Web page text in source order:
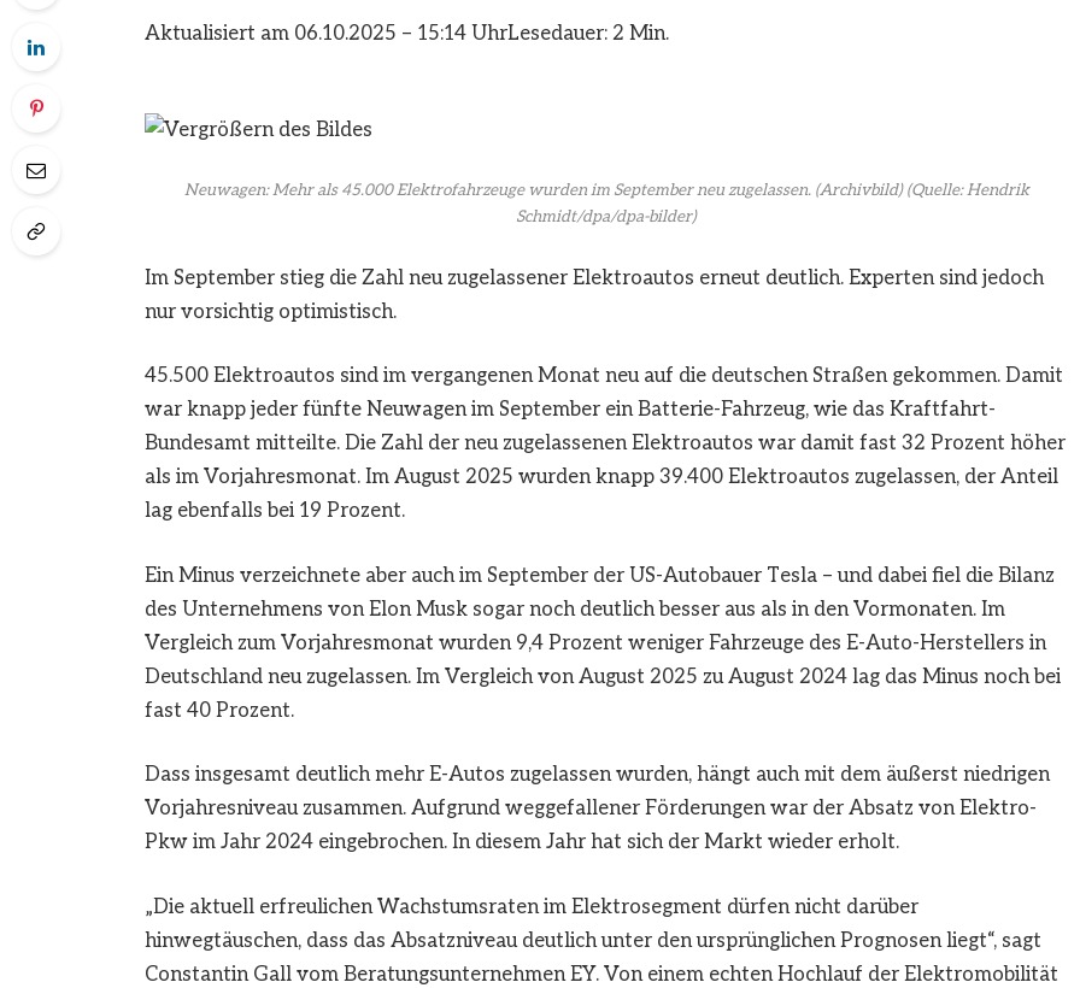
Aktualisiert am 06.10.2025 – 15:14 UhrLesedauer: 2 Min.
Neuwagen: Mehr als 45.000 Elektrofahrzeuge wurden im September neu zugelassen. (Archivbild)(Quelle: Hendrik
Schmidt/dpa/dpa-bilder)
Im September stieg die Zahl neu zugelassener Elektroautos erneut deutlich. Experten sind jedoch
nur vorsichtig optimistisch.
45.500 Elektroautos sind im vergangenen Monat neu auf die deutschen Straßen gekommen. Damit
war knapp jeder fünfte Neuwagen im September ein Batterie-Fahrzeug, wie das Kraftfahrt-
Bundesamt mitteilte. Die Zahl der neu zugelassenen Elektroautos war damit fast 32 Prozent höher
als im Vorjahresmonat. Im August 2025 wurden knapp 39.400 Elektroautos zugelassen, der Anteil
lag ebenfalls bei 19 Prozent.
Ein Minus verzeichnete aber auch im September der US-Autobauer Tesla – und dabei fiel die Bilanz
des Unternehmens von Elon Musk sogar noch deutlich besser aus als in den Vormonaten. Im
Vergleich zum Vorjahresmonat wurden 9,4 Prozent weniger Fahrzeuge des E-Auto-Herstellers in
Deutschland neu zugelassen. Im Vergleich von August 2025 zu August 2024 lag das Minus noch bei
fast 40 Prozent.
Dass insgesamt deutlich mehr E-Autos zugelassen wurden, hängt auch mit dem äußerst niedrigen
Vorjahresniveau zusammen. Aufgrund weggefallener Förderungen war der Absatz von Elektro-
Pkw im Jahr 2024 eingebrochen. In diesem Jahr hat sich der Markt wieder erholt.
„Die aktuell erfreulichen Wachstumsraten im Elektrosegment dürfen nicht darüber
hinwegtäuschen, dass das Absatzniveau deutlich unter den ursprünglichen Prognosen liegt“, sagt
Constantin Gall vom Beratungsunternehmen EY. Von einem echten Hochlauf der Elektromobilität